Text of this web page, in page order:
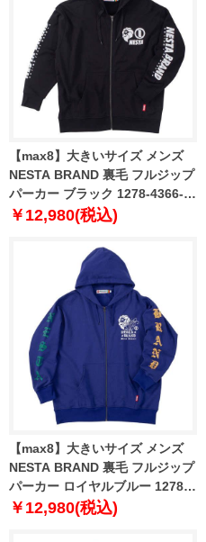
【max8】大きいサイズ メンズ
NESTA BRAND 裏毛 フルジップ
パーカー ブラック 1278-4366-2
3L 4L 5L 6L 8L
￥12,980(税込)
【max8】大きいサイズ メンズ
NESTA BRAND 裏毛 フルジップ
パーカー ロイヤルブルー 1278-
5356-1 3L 4L 5L 6L 8L
￥12,980(税込)